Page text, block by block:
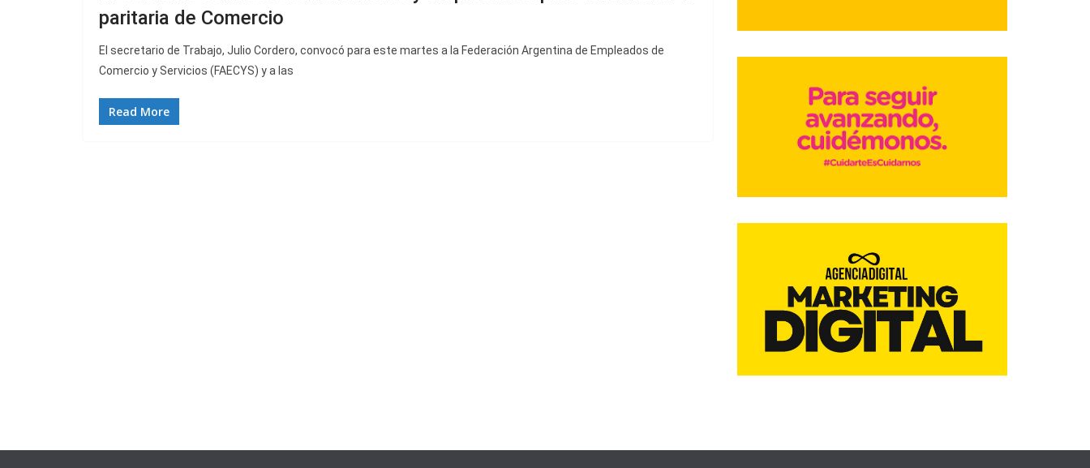
paritaria de Comercio
El secretario de Trabajo, Julio Cordero, convocó para este martes a la Federación Argentina de Empleados de
Comercio y Servicios (FAECYS) y a las
Read More